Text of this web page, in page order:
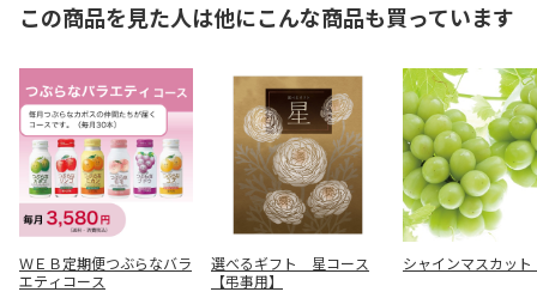
この商品を見た人は他にこんな商品も買っています
ＷＥＢ定期便つぶらなバラ
エティコース
選べるギフト 星コース
【弔事用】
シャインマスカッ